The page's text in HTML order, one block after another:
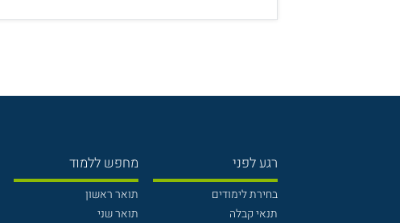
רגע לפני
בחירת לימודים
תנאי קבלה
מחפש ללמוד
תואר ראשון
תואר שני